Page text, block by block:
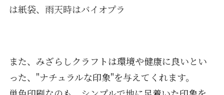
は紙袋、雨天時はバイオプラ
また、みざらしクラフトは環境や健康に良いとい
った、"ナチュラルな印象"を与えてくれます。